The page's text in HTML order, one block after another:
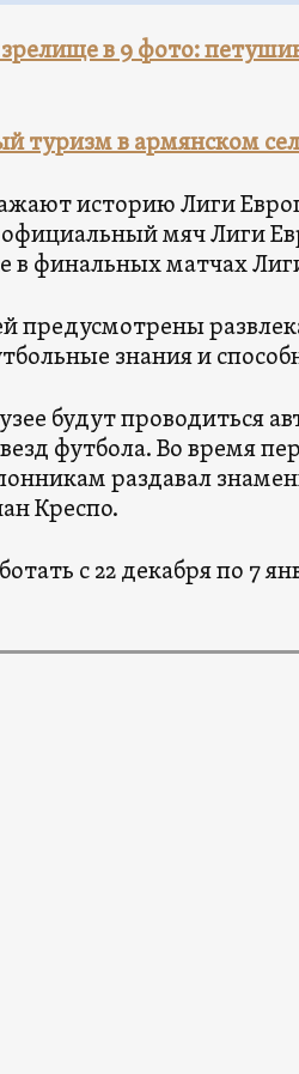
в 9 фото:
туризм в армянском
историю Лиги
официальный мяч Лиги
в финальных матчах
предусмотрены
знания и
будут проводиться
футбола. Во время
раздавал
Креспо.
с 22 декабря по 7